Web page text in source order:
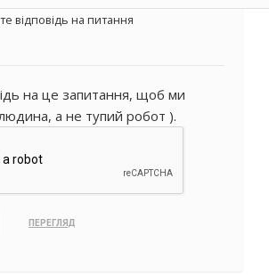
відповідь на питання
на це запитання, щоб ми
а не тупий робот ).